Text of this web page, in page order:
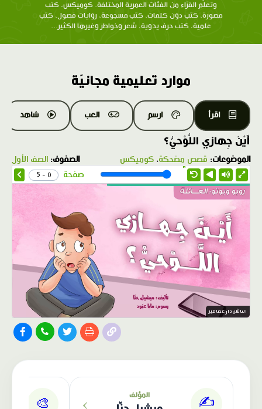
وتعلّم القرّاء من الفئات العمرية المختلفة. كوميكس، كتب
مصورة، كتب دون كلمات، كتب مسجوعة، روايات فصول، كتب
علمية، كتب حرف يدوية، شعر وخواطر وغيرها الكثير...
موارد تعليمية مجانيّة
اقرأ ارسم العب شاهد
أَيْنَ جِهازي اللَّوْحيُّ؟
الموضوعات: قصص مضحكة، كوميكس الصفوف: الصف الأول
1.0X
صفحة 0 - 5
الناشر: دار عصافير
✍️ المؤلف ›
🎨